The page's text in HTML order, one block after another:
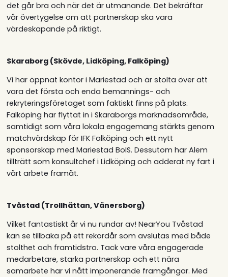
det går bra och när det är utmanande. Det bekräftar
vår övertygelse om att partnerskap ska vara
värdeskapande på riktigt.
Skaraborg (Skövde, Lidköping, Falköping)
Vi har öppnat kontor i Mariestad och är stolta över att
vara det första och enda bemannings- och
rekryteringsföretaget som faktiskt finns på plats.
Falköping har flyttat in i Skaraborgs marknadsområde,
samtidigt som våra lokala engagemang stärkts genom
matchvärdskap för IFK Falköping och ett nytt
sponsorskap med Mariestad BoIS. Dessutom har Alem
tillträtt som konsultchef i Lidköping och adderat ny fart i
vårt arbete framåt.
Tvåstad (Trollhättan, Vänersborg)
Vilket fantastiskt år vi nu rundar av! NearYou Tvåstad
kan se tillbaka på ett rekordår som avslutas med både
stolthet och framtidstro. Tack vare våra engagerade
medarbetare, starka partnerskap och ett nära
samarbete har vi nått imponerande framgångar. Med